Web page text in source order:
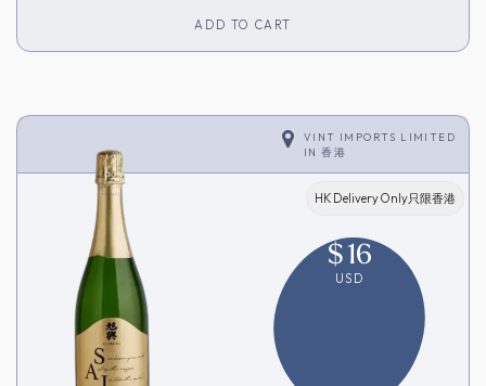
ADD TO CART
VINT IMPORTS LIMITED
IN香港
HK Delivery Only只限香港
$16
USD